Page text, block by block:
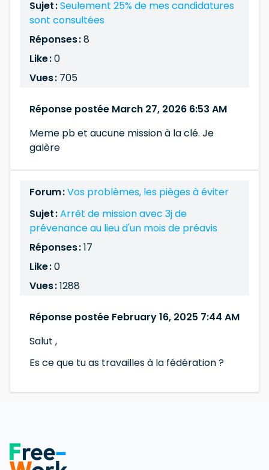
Sujet :Seulement 25% de mes candidatures
sont consultées
Réponses :8
Like :0
Vues : 705
Réponse postée March 27, 2026 6:53 AM
Meme pb et aucune mission à la clé. Je
galère
Forum :Vos problèmes, les pièges à éviter
Sujet :Arrêt de mission avec 3j de
prévenance au lieu d'un mois de préavis
Réponses :17
Like :0
Vues :1288
Réponse postée February 16, 2025 7:44 AM
Salut ,
Es ce que tu as travailles à la fédération ?